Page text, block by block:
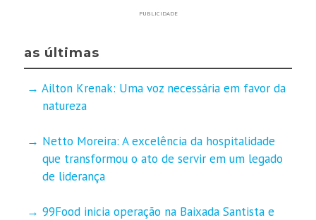
PUBLICIDADE
as últimas
Ailton Krenak: Uma voz necessária em favor da
natureza
Netto Moreira: A excelência da hospitalidade
que transformou o ato de servir em um legado
de liderança
99Food inicia operação na Baixada Santista e